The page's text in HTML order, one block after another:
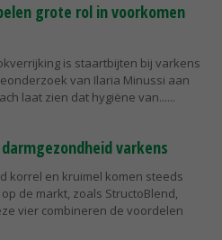
grote rol in voorkomen
is staartbijten bij varkens
van Ilaria Minussi aan
laat zien dat hygiëne van...
varkens
korrel en kruimel komen steeds
de markt, zoals StructoBlend,
vier combineren de voordelen